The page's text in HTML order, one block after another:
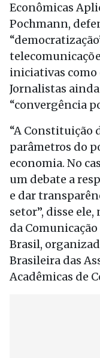
Econômicas
Pochmann,
iniciativas como
Jornalistas
“convergência
“A Constituição
parâmetros do
economia. No
um debate a
e dar
setor”, disse
da
Brasil,
Brasileira das
Acadêmicas de